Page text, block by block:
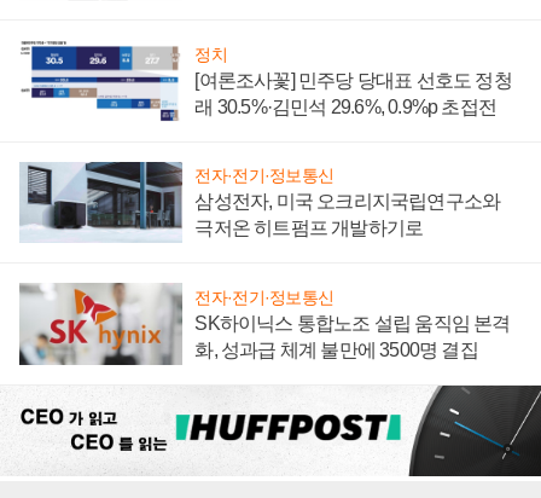
정치
[여론조사꽃] 민주당 당대표 선호도 정청
래 30.5%·김민석 29.6%, 0.9%p 초접전
전자·전기·정보통신
삼성전자, 미국 오크리지국립연구소와
극저온 히트펌프 개발하기로
전자·전기·정보통신
SK하이닉스 통합노조 설립 움직임 본격
화, 성과급 체계 불만에 3500명 결집